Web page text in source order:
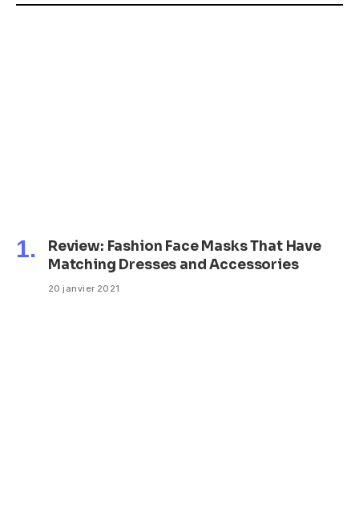
Review: Fashion Face Masks That Have
Matching Dresses and Accessories
20 janvier 2021